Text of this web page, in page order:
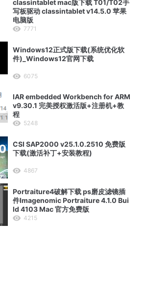
classintablet mac版下载 T01/T02手
写板驱动 classintablet v14.5.0 苹果
电脑版
7771
Windows12正式版下载(系统优化软
件)_Windows12官网下载
6075
IAR embedded Workbench for ARM
v9.30.1 完美授权激活版+注册机+教
程
5248
CSI SAP2000 v25.1.0.2510 免费版
下载(激活补丁+安装教程)
4867
Portraiture4破解下载 ps磨皮滤镜插
件Imagenomic Portraiture 4.1.0 Bui
ld 4103 Mac 官方免费版
4215